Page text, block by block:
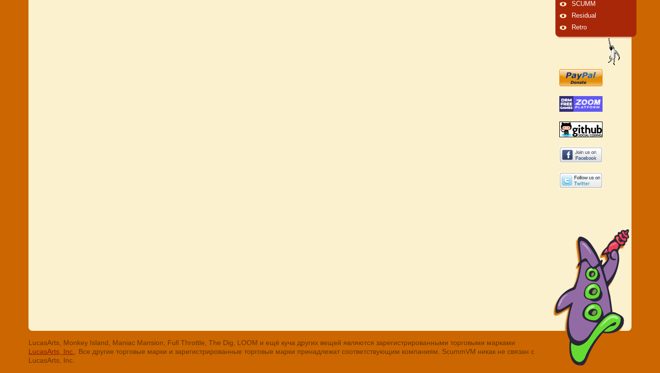
SCUMM
Residual
Retro
LucasArts, Monkey Island, Maniac Mansion, Full Throttle, The Dig, LOOM и ещё куча других вещей являются зарегистрированными торговыми марками
LucasArts, Inc.
. Все другие торговые марки и зарегистрированные торговые марки принадлежат соответствующим компаниям. ScummVM никак не связан с
LucasArts, Inc.